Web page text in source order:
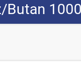
Butan 1000